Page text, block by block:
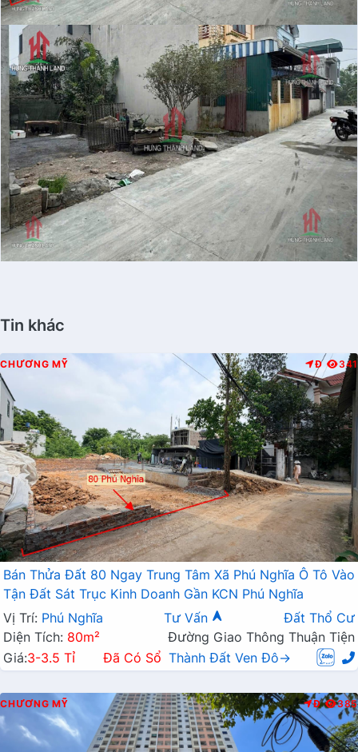
Tin khác
CHƯƠNG MỸ Đ 341
Bán Thửa Đất 80 Ngay Trung Tâm Xã Phú Nghĩa Ô Tô Vào
Tận Đất Sát Trục Kinh Doanh Gần KCN Phú Nghĩa
Vị Trí: Phú Nghĩa Tư Vấn
Đất Thổ Cư
Diện Tích: 80m²
Đường Giao Thông Thuận Tiện
Giá:3-3.5 Tỉ Đã Có Sổ Thành Đất Ven Đô→
CHƯƠNG MỸ Đ 385